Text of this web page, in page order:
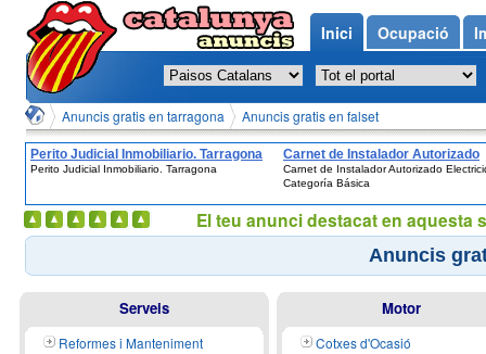
Anuncis gratis en tarragona Anuncis gratis en falset
Perito Judicial Inmobiliario. Tarragona
Perito Judicial Inmobiliario. Tarragona
Carnet de Instalador Autorizado
Electricidad Categoría Básica
Carnet de Instalador Autorizado
Categoría Básica
Anuncis
Serveis
Reformes i Manteniment
Motor
Cotxes d'Ocasió
Inici Ocupació
El teu anunci destacat en aquesta